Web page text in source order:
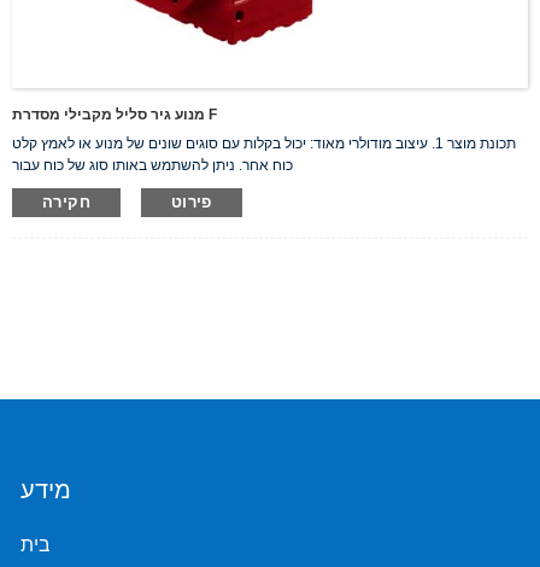
מנוע גיר סליל מקבילי מסדרת F
תכונת מוצר 1. עיצוב מודולרי מאוד: יכול בקלות עם סוגים שונים של מנוע או לאמץ קלט
כוח אחר. ניתן להשתמש באותו סוג של כוח עבור
חקירה פירוט
מידע
בית